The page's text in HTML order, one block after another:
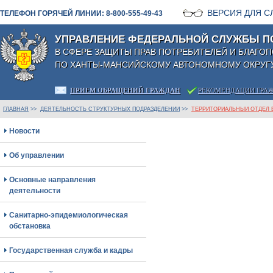
ТЕЛЕФОН ГОРЯЧЕЙ ЛИНИИ: 8-800-555-49-43 ВЕРСИЯ ДЛЯ
УПРАВЛЕНИЕ ФЕДЕРАЛЬНОЙ СЛУЖБЫ
В СФЕРЕ ЗАЩИТЫ ПРАВ ПОТРЕБИТЕЛЕЙ И
ПО ХАНТЫ-МАНСИЙСКОМУ АВТОНОМНОМУ
ПРИЕМ ОБРАЩЕНИЙ ГРАЖДАН РЕКОМЕНДАЦИИ
ГЛАВНАЯ >> ДЕЯТЕЛЬНОСТЬ СТРУКТУРНЫХ ПОДРАЗДЕЛЕНИЙ >> ТЕРРИТОРИАЛЬНЫЙ ОТДЕЛ
Новости
Об управлении
Основные направления
деятельности
Санитарно-эпидемиологическая
обстановка
Государственная служба и кадры